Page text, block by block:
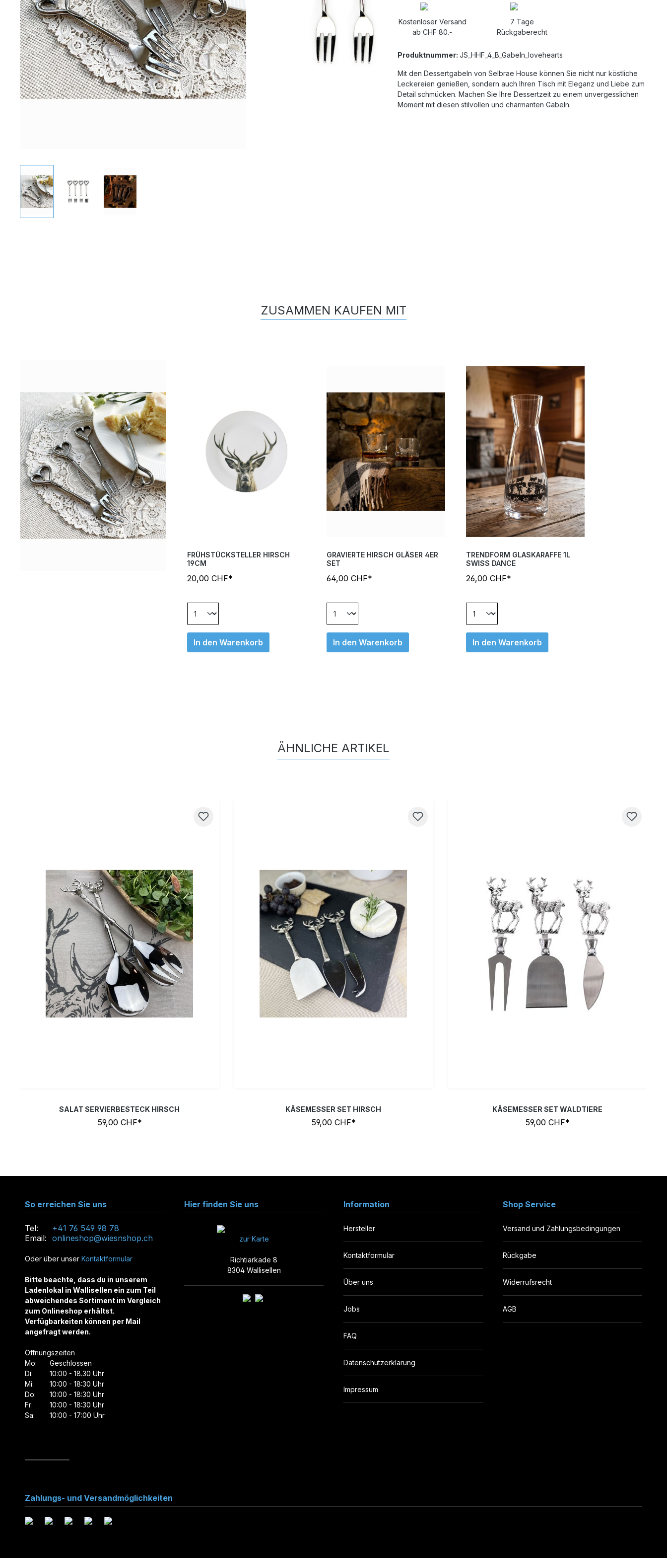
Kostenloser Versand
ab CHF 80.-
7 Tage
Rückgaberecht
Produktnummer: JS_HHF_4_B_Gabeln_lovehearts
Mit den Dessertgabeln von Selbrae House können Sie nicht nur köstliche
Leckereien genießen, sondern auch Ihren Tisch mit Eleganz und Liebe zum
Detail schmücken. Machen Sie Ihre Dessertzeit zu einem unvergesslichen
Moment mit diesen stilvollen und charmanten Gabeln.
ZUSAMMEN KAUFEN MIT
FRÜHSTÜCKSTELLER HIRSCH
19CM
20,00 CHF*
In den Warenkorb
GRAVIERTE HIRSCH GLÄSER 4ER
SET
64,00 CHF*
In den Warenkorb
TRENDFORM GLASKARAFFE 1L
SWISS DANCE
26,00 CHF*
In den Warenkorb
ÄHNLICHE ARTIKEL
SALAT SERVIERBESTECK HIRSCH
59,00 CHF*
KÄSEMESSER SET HIRSCH
59,00 CHF*
KÄSEMESSER SET WALDTIERE
59,00 CHF*
So erreichen Sie uns
Tel:
+41 76 549 98 78
Email: onlineshop@wiesnshop.ch
Oder über unser Kontaktformular
Bitte beachte, dass du in unserem
Ladenlokal in Wallisellen ein zum Teil
abweichendes Sortiment im Vergleich
zum Onlineshop erhältst.
Verfügbarkeiten können per Mail
angefragt werden.
Öffnungszeiten
Mo:
Geschlossen
Di:
10:00 - 18.30 Uhr
Mi:
10:00 - 18:30 Uhr
Do:
10:00 - 18:30 Uhr
Fr:
10:00 - 18:30 Uhr
Sa:
10:00 - 17:00 Uhr
Hier finden Sie uns
zur Karte
Richtiarkade 8
8304 Wallisellen
Information
Hersteller
Kontaktformular
Über uns
Jobs
FAQ
Datenschutzerklärung
Impressum
Shop Service
Versand und Zahlungsbedingungen
Rückgabe
Widerrufsrecht
AGB
Zahlungs- und Versandmöglichkeiten